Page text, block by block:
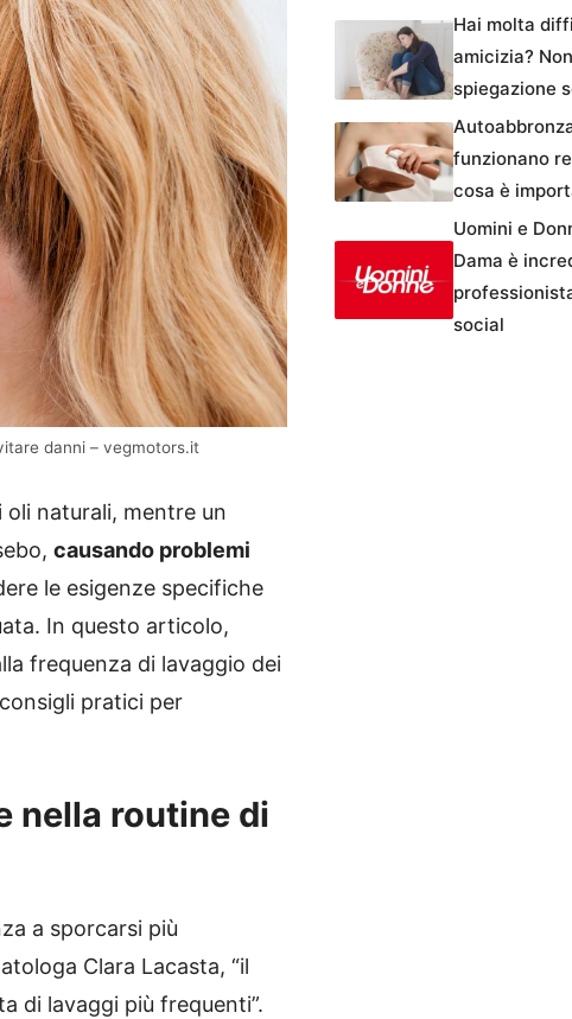
danni – vegmotors.it
oli naturali, mentre un
causando problemi
le esigenze specifiche
In questo articolo,
frequenza di lavaggio dei
pratici per
nella routine di
a sporcarsi più
Clara Lacasta, “il
di lavaggi più frequenti”.
Hai molta
amicizia?
spiegazione
funzionano
cosa è
Uomini e
Dama è
social